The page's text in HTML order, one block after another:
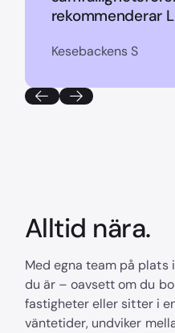
rekommenderar
Kesebackens S
Alltid nära.
Med egna team på plats
du är – oavsett om du
fastigheter eller sitter i
väntetider, undviker